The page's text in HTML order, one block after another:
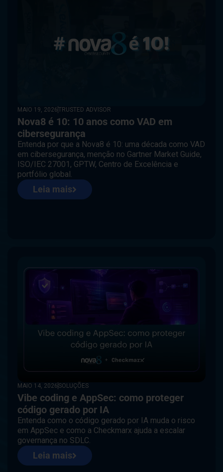
MAIO 19, 2026TRUSTED ADVISOR
Nova8 é 10: 10 anos como VAD em
cibersegurança
Entenda por que a Nova8 é 10: uma década como VAD
em cibersegurança, menção no Gartner Market Guide,
ISO/IEC 27001, GPTW, Centro de Excelência e
portfólio global.
Leia mais
MAIO 14, 2026 SOLUÇÕES
Vibe coding e AppSec: como proteger
código gerado por IA
Entenda como o código gerado por IA muda o risco
em AppSec e como a Checkmarx ajuda a escalar
governança no SDLC.
Leia mais